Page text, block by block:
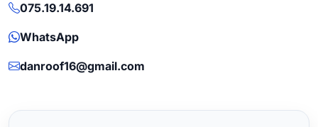
075.19.14.691
WhatsApp
danroof16@gmail.com